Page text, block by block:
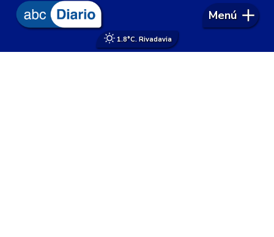
1.8°C. Rivadavia
Menú